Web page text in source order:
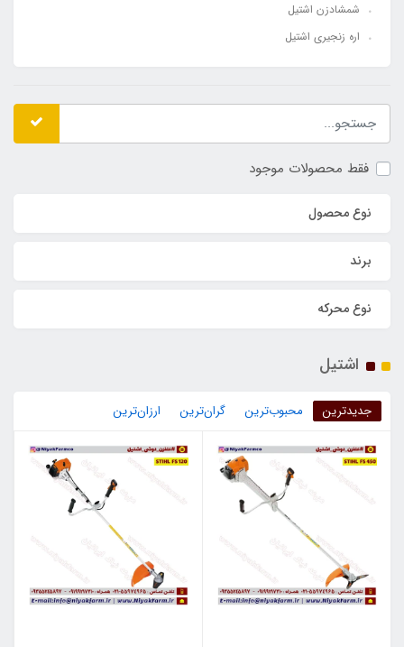
شمشادزن اشتیل
اره زنجیری اشتیل
فقط محصولات موجود
نوع محصول
برند
نوع محرکه
اشتیل
جدیدترین محبوب‌ترین گران‌ترین ارزان‌ترین